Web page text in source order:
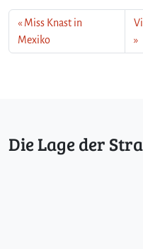
Miss Knast in
Mexiko
Die Lage der